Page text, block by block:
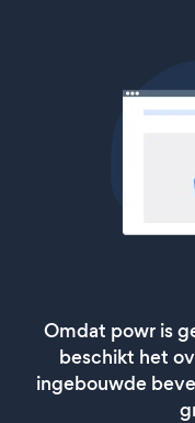
Omdat powr is
beschikt het
ingebouwde